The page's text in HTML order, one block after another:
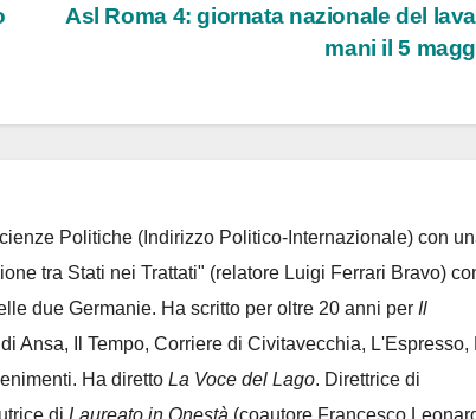
Asl Roma 4: giornata nazionale del
mani il 5
Politiche (Indirizzo Politico-Internazionale) con
tra Stati nei Trattati" (relatore Luigi Ferrari Bravo)
due Germanie. Ha scritto per oltre 20 anni per Il
Ansa, Il Tempo, Corriere di Civitavecchia, L'Espresso,
Ha diretto La Voce del Lago. Direttrice di